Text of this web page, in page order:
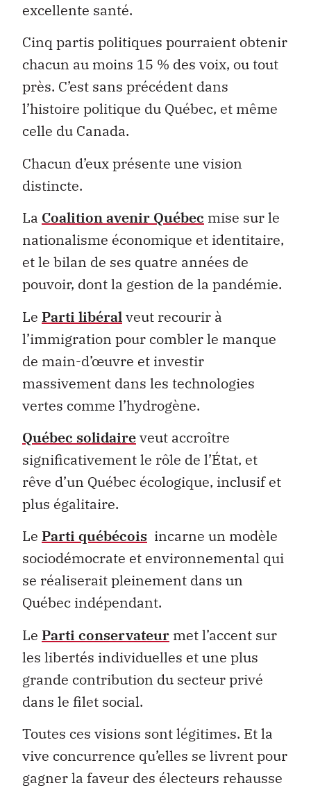
excellente santé.
Cinq partis politiques pourraient obtenir
chacun au moins 15 % des voix, ou tout
près. C’est sans précédent dans
l’histoire politique du Québec, et même
celle du Canada.
Chacun d’eux présente une vision
distincte.
La Coalition avenir Québec mise sur le
nationalisme économique et identitaire,
et le bilan de ses quatre années de
pouvoir, dont la gestion de la pandémie.
Le Parti libéralveut recourir à
l’immigration pour combler le manque
de main-d’œuvre et investir
massivement dans les technologies
vertes comme l’hydrogène.
Québec solidaireveut accroître
significativement le rôle de l’État, et
rêve d’un Québec écologique, inclusif et
plus égalitaire.
Le Parti québécois incarne un modèle
sociodémocrate et environnemental qui
se réaliserait pleinement dans un
Québec indépendant.
Le Parti conservateur met l’accent sur
les libertés individuelles et une plus
grande contribution du secteur privé
dans le filet social.
Toutes ces visions sont légitimes. Et la
vive concurrence qu’elles se livrent pour
gagner la faveur des électeurs rehausse